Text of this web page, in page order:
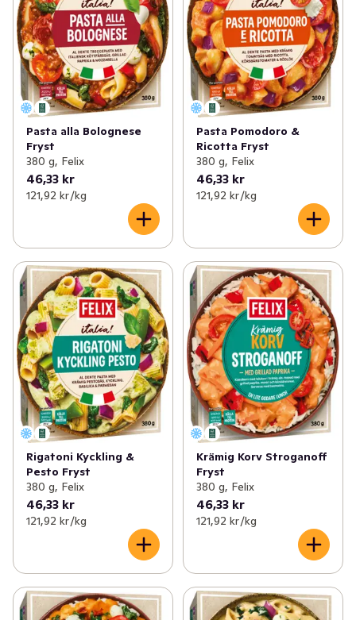
Pasta alla Bolognese
Fryst
380 g, Felix
46,33 kr
121,92 kr /kg
Pasta Pomodoro &
Ricotta Fryst
380 g, Felix
46,33 kr
121,92 kr /kg
Rigatoni Kyckling &
Pesto Fryst
380 g, Felix
46,33 kr
121,92 kr /kg
Krämig Korv Stroganoff
Fryst
380 g, Felix
46,33 kr
121,92 kr /kg